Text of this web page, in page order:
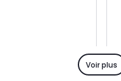
Voir plus